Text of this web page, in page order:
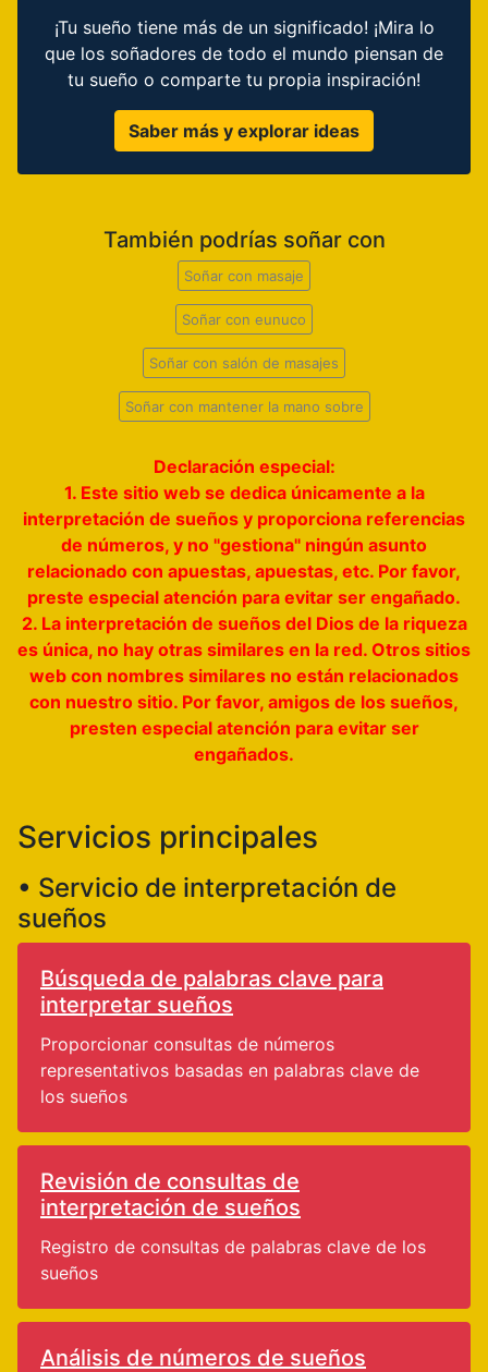
¡Tu sueño tiene más de un significado! ¡Mira lo
que los soñadores de todo el mundo piensan de
tu sueño o comparte tu propia inspiración!
Saber más y explorar ideas
También podrías soñar con
Soñar con masaje
Soñar con eunuco
Soñar con salón de masajes
Soñar con mantener la mano sobre
Declaración especial:
1. Este sitio web se dedica únicamente a la
interpretación de sueños y proporciona referencias
de números, y no "gestiona" ningún asunto
relacionado con apuestas, apuestas, etc. Por favor,
preste especial atención para evitar ser engañado.
2. La interpretación de sueños del Dios de la riqueza
es única, no hay otras similares en la red. Otros sitios
web con nombres similares no están relacionados
con nuestro sitio. Por favor, amigos de los sueños,
presten especial atención para evitar ser
engañados.
Servicios principales
• Servicio de interpretación de
sueños
Búsqueda de palabras clave para
interpretar sueños
Proporcionar consultas de números
representativos basadas en palabras clave de
los sueños
Revisión de consultas de
interpretación de sueños
Registro de consultas de palabras clave de los
sueños
Análisis de números de sueños